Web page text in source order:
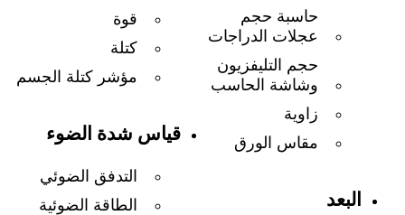
حاسبة حجم
عجلات الدراجات
حجم التليفزيون
وشاشة الحاسب
زاوية
مقاس الورق
البعد
قوة
كتلة
مؤشر كتلة الجسم
قياس شدة الضوء
التدفق الضوئي
الطاقة الضوئية